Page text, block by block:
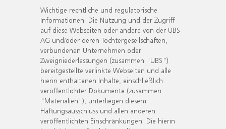
Wichtige rechtliche und regulatorische
Informationen. Die Nutzung und der Zugriff
auf diese Webseiten oder andere von der UBS
AG und/oder deren Tochtergesellschaften,
verbundenen Unternehmen oder
Zweigniederlassungen (zusammen "UBS")
bereitgestellte verlinkte Webseiten und alle
hierin enthaltenen Inhalte, einschließlich
veröffentlichter Dokumente (zusammen
"Materialien"), unterliegen diesem
Haftungsausschluss und allen anderen
veröffentlichten Einschränkungen. Die hierin